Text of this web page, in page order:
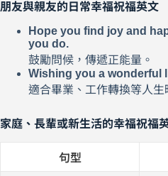
朋友與親友的日常幸福祝福英文
Hope you find joy and
you do.
鼓勵問候，傳遞正能量。
Wishing you a wonderful
適合畢業、工作轉換等人生
家庭、長輩或新生活的幸福祝福
句型